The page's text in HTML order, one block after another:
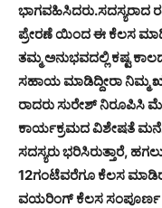
ಪ್ರೇರಣೆ ಯಿಂದ ಈ ಕೆಲಸ
ತಮ್ಮ ಅನುಭವದಲ್ಲಿ ಕಷ್ಟ
ಸಹಾಯ ಮಾಡಿದ್ದೀರಾ ನಿಮ್ಮ
ರಾದರು ಸುರೇಶ್ ನಿರೂಪಿಸಿ
ಕಾರ್ಯಕ್ರಮದ ವಿಶೇಷತೆ
ಸದಸ್ಯರು ಭರಿಸಿರುತ್ತಾರೆ,
12ಗಂಟೆವರೆಗೂ ಕೆಲಸ
ವಯರಿಂಗ್ ಕೆಲಸ ಸಂಪೂರ್ಣ